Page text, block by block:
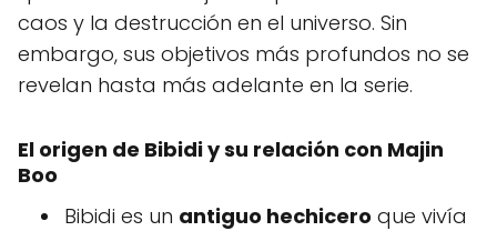
caos y la destrucción en el universo. Sin
embargo, sus objetivos más profundos no se
revelan hasta más adelante en la serie.
El origen de Bibidi y su relación con Majin
Boo
Bibidi es un antiguo hechicero que vivía